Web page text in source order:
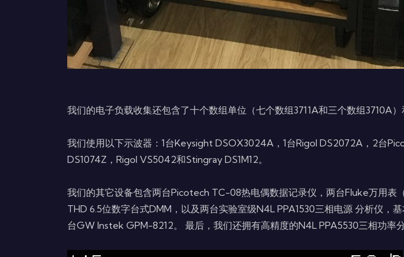
我们的电子负载收集还包含了十个数组单位（七个数组3711A和三个数组3710A
我们使用以下示波器：1台Keysight DSOX3024A，1台Rigol DS2072A，2台
DS1074Z，Rigol VS5042和Stingray DS1M12。
我们的其它设备包含两台Picotech TC-08热电偶数据记录仪，两台Fluke万用
THD 6.5位数字台式DMM，以及两台实验室级N4L PPA1530三相电源 分析仪
台GW Instek GPM-8212。 最后，我们还拥有高精度的N4L PPA5530三相功率分